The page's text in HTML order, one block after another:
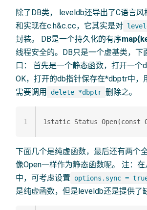
除了DB类， leveldb还导出了C语言风
和实现在c.h&c.cc，它其实是对
封装。 DB是一个持久化的有序
线程安全的。DB只是一个虚基类，下
口： 首先是一个静态函数，打开一个
OK，打开的db指针保存在*dbptr中，
需要调用
delete *dbptr 删除之。
1
下面几个是纯虚函数，最后还有两个
像Open一样作为静态函数呢。 注：在
中，可考虑设置
options.sync =
是纯虚函数，但是leveldb还是提供了